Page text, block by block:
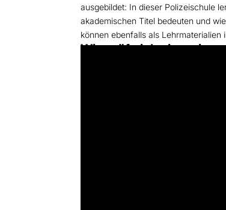
ausgebildet: In dieser Polizeischule
akademischen Titel bedeuten und
können ebenfalls als
Wie prüfe ich eine